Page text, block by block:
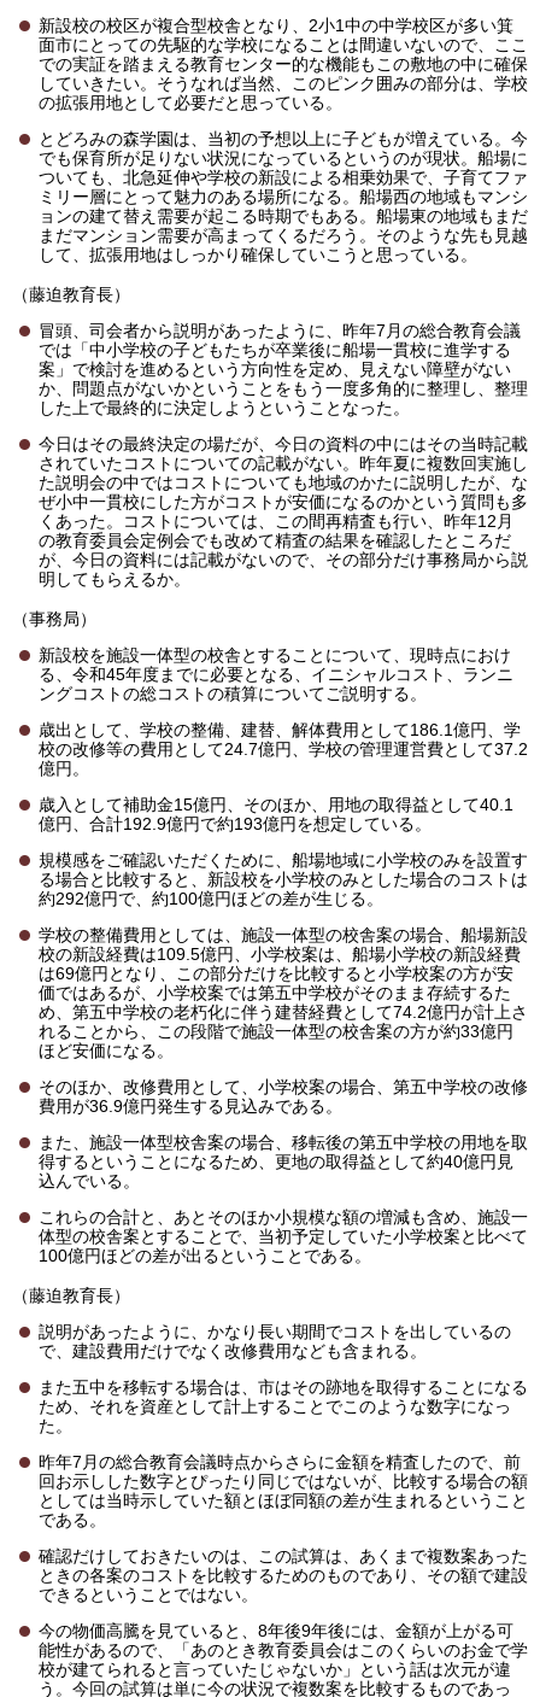
新設校の校区が複合型校舎となり、2小1中の中学校区が多い箕
面市にとっての先駆的な学校になることは間違いないので、ここ
での実証を踏まえる教育センター的な機能もこの敷地の中に確保
していきたい。そうなれば当然、このピンク囲みの部分は、学校
の拡張用地として必要だと思っている。
とどろみの森学園は、当初の予想以上に子どもが増えている。今
でも保育所が足りない状況になっているというのが現状。船場に
ついても、北急延伸や学校の新設による相乗効果で、子育てファ
ミリー層にとって魅力のある場所になる。船場西の地域もマンシ
ョンの建て替え需要が起こる時期でもある。船場東の地域もまだ
まだマンション需要が高まってくるだろう。そのような先も見越
して、拡張用地はしっかり確保していこうと思っている。
（藤迫教育長）
冒頭、司会者から説明があったように、昨年7月の総合教育会議
では「中小学校の子どもたちが卒業後に船場一貫校に進学する
案」で検討を進めるという方向性を定め、見えない障壁がない
か、問題点がないかということをもう一度多角的に整理し、整理
した上で最終的に決定しようということなった。
今日はその最終決定の場だが、今日の資料の中にはその当時記載
されていたコストについての記載がない。昨年夏に複数回実施し
た説明会の中ではコストについても地域のかたに説明したが、な
ぜ小中一貫校にした方がコストが安価になるのかという質問も多
くあった。コストについては、この間再精査も行い、昨年12月
の教育委員会定例会でも改めて精査の結果を確認したところだ
が、今日の資料には記載がないので、その部分だけ事務局から説
明してもらえるか。
（事務局）
新設校を施設一体型の校舎とすることについて、現時点におけ
る、令和45年度までに必要となる、イニシャルコスト、ランニ
ングコストの総コストの積算についてご説明する。
歳出として、学校の整備、建替、解体費用として186.1億円、学
校の改修等の費用として24.7億円、学校の管理運営費として37.2
億円。
歳入として補助金15億円、そのほか、用地の取得益として40.1
億円、合計192.9億円で約193億円を想定している。
規模感をご確認いただくために、船場地域に小学校のみを設置す
る場合と比較すると、新設校を小学校のみとした場合のコストは
約292億円で、約100億円ほどの差が生じる。
学校の整備費用としては、施設一体型の校舎案の場合、船場新設
校の新設経費は109.5億円、小学校案は、船場小学校の新設経費
は69億円となり、この部分だけを比較すると小学校案の方が安
価ではあるが、小学校案では第五中学校がそのまま存続するた
め、第五中学校の老朽化に伴う建替経費として74.2億円が計上さ
れることから、この段階で施設一体型の校舎案の方が約33億円
ほど安価になる。
そのほか、改修費用として、小学校案の場合、第五中学校の改修
費用が36.9億円発生する見込みである。
また、施設一体型校舎案の場合、移転後の第五中学校の用地を取
得するということになるため、更地の取得益として約40億円見
込んでいる。
これらの合計と、あとそのほか小規模な額の増減も含め、施設一
体型の校舎案とすることで、当初予定していた小学校案と比べて
100億円ほどの差が出るということである。
（藤迫教育長）
説明があったように、かなり長い期間でコストを出しているの
で、建設費用だけでなく改修費用なども含まれる。
また五中を移転する場合は、市はその跡地を取得することになる
ため、それを資産として計上することでこのような数字になっ
た。
昨年7月の総合教育会議時点からさらに金額を精査したので、前
回お示しした数字とぴったり同じではないが、比較する場合の額
としては当時示していた額とほぼ同額の差が生まれるということ
である。
確認だけしておきたいのは、この試算は、あくまで複数案あった
ときの各案のコストを比較するためのものであり、その額で建設
できるということではない。
今の物価高騰を見ていると、8年後9年後には、金額が上がる可
能性があるので、「あのとき教育委員会はこのくらいのお金で学
校が建てられると言っていたじゃないか」という話は次元が違
う。今回の試算は単に今の状況で複数案を比較するものであっ